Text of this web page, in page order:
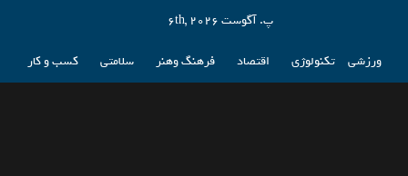
پ. آگوست 6th, 2026
ورزشی تکنولوژی اقتصاد فرهنگ وهنر سلامتی کسب و کار